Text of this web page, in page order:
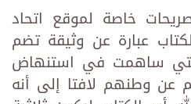
خاصة لموقع اتحاد
عبارة عن وثيقة تضم
التي ساهمت في استنهاض
عن وطنهم لافتا إلى أنه